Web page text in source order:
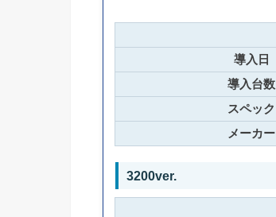
導入日
導入台数
スペック
メーカー
3200ver.